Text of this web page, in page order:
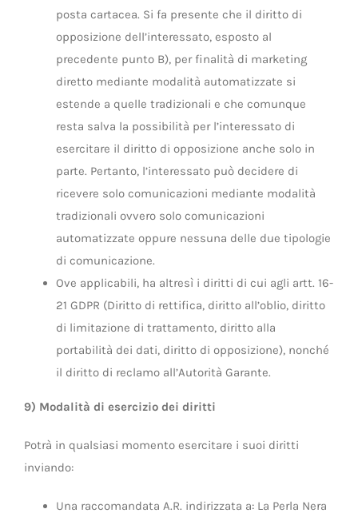
posta cartacea. Si fa presente che il diritto di
opposizione dell’interessato, esposto al
precedente punto B), per finalità di marketing
diretto mediante modalità automatizzate si
estende a quelle tradizionali e che comunque
resta salva la possibilità per l’interessato di
esercitare il diritto di opposizione anche solo in
parte. Pertanto, l’interessato può decidere di
ricevere solo comunicazioni mediante modalità
tradizionali ovvero solo comunicazioni
automatizzate oppure nessuna delle due tipologie
di comunicazione.
Ove applicabili, ha altresì i diritti di cui agli artt. 16-
21 GDPR (Diritto di rettifica, diritto all’oblio, diritto
di limitazione di trattamento, diritto alla
portabilità dei dati, diritto di opposizione), nonché
il diritto di reclamo all’Autorità Garante.
9) Modalità di esercizio dei diritti
Potrà in qualsiasi momento esercitare i suoi diritti
inviando:
Una raccomandata A.R. indirizzata a: La Perla Nera